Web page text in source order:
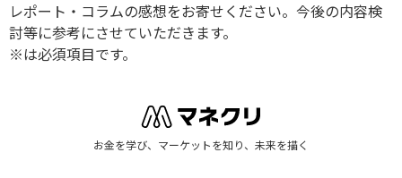
レポート・コラムの感想をお寄せください。今後の内容検
討等に参考にさせていただきます。
※は必須項目です。
お金を学び、マーケットを知り、未来を描く